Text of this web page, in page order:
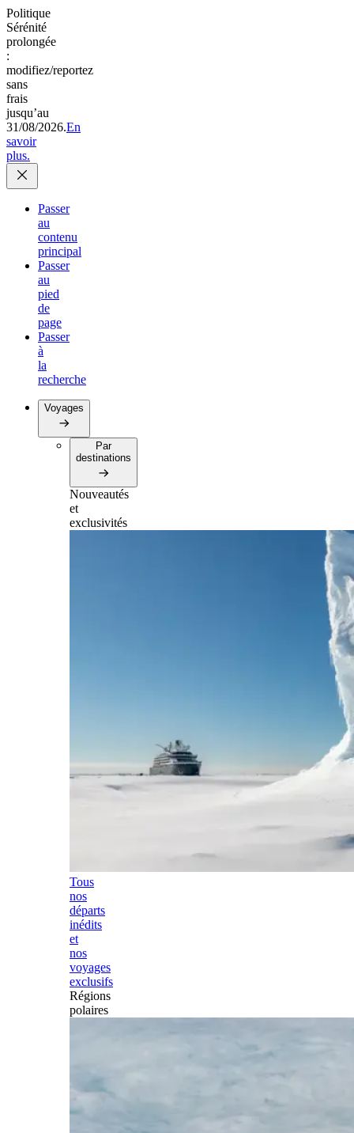
Politique
Sérénité
prolongée
:
modifiez/reportez
sans
frais
jusqu’au
31/08/2026.En
savoir
plus.
Passer
au
contenu
principal
Passer
au
pied
de
page
Passer
à
la
recherche
Voyages
Par
destinations
Nouveautés
et
exclusivités
Tous
nos
départs
inédits
et
nos
voyages
exclusifs
Régions
polaires